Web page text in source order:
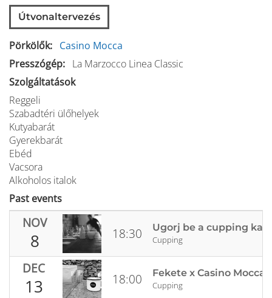
Útvonaltervezés
Pörkölők
Casino Mocca
Presszógép
La Marzocco Linea Classic
Szolgáltatások
Reggeli
Szabadtéri ülőhelyek
Kutyabarát
Gyerekbarát
Ebéd
Vacsora
Alkoholos italok
Past events
NOV
8 18:30 Ugorj be a cupping
Cupping
DEC
13 18:00 Fekete x Casino
Cupping